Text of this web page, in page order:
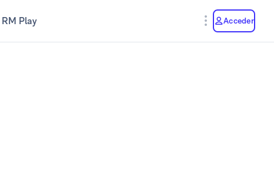
RM Play Acceder